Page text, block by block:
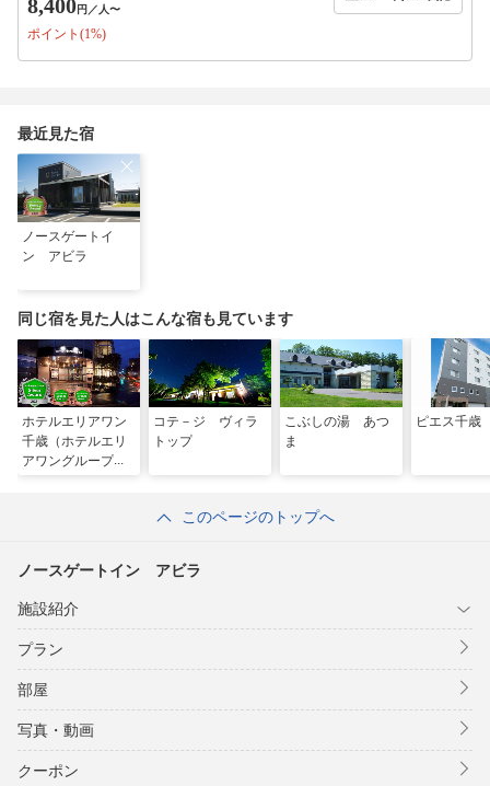
8,400円 ／人〜
ポイント(1%)
最近見た宿
ノースゲートイ
ン アビラ
同じ宿を見た人はこんな宿も見ています
ホテルエリアワン
千歳（ホテルエリ
アワングループ）
コテ－ジ ヴィラ
トップ
こぶしの湯 あつ
ま
ピエス千
このページのトップへ
ノースゲートイン アビラ
施設紹介
プラン
部屋
写真・動画
クーポン